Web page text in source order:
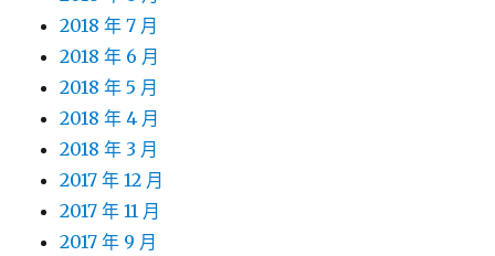
2018 年 7 月
2018 年 6 月
2018 年 5 月
2018 年 4 月
2018 年 3 月
2017 年 12 月
2017 年 11 月
2017 年 9 月